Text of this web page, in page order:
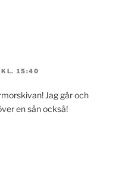
KL. 15:40
Jag går och
en sån också!